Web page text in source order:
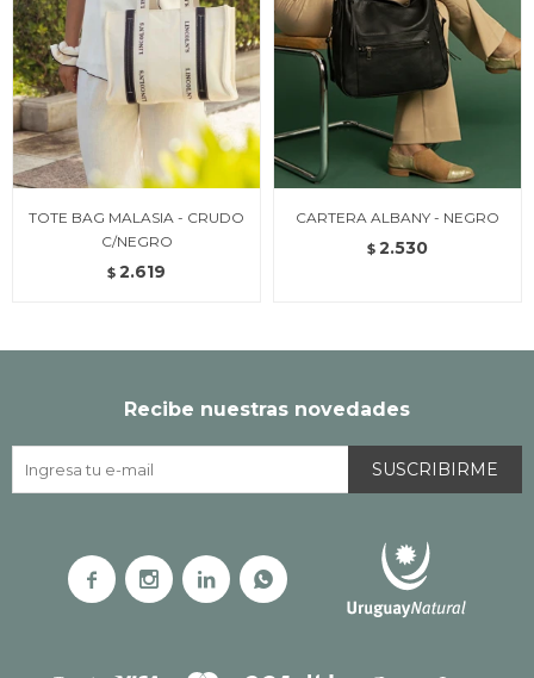
TOTE BAG MALASIA - CRUDO
C/NEGRO
$ 2.619
CARTERA ALBANY - NEGRO
$ 2.530
Recibe nuestras novedades
SUSCRIBIRME
   